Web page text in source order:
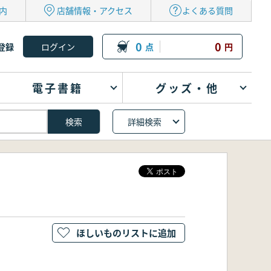
店舗情報・アクセス よくある質問
録 0 点 0 円
電子書籍 グッズ・他
詳細検索
ほしいものリストに追加